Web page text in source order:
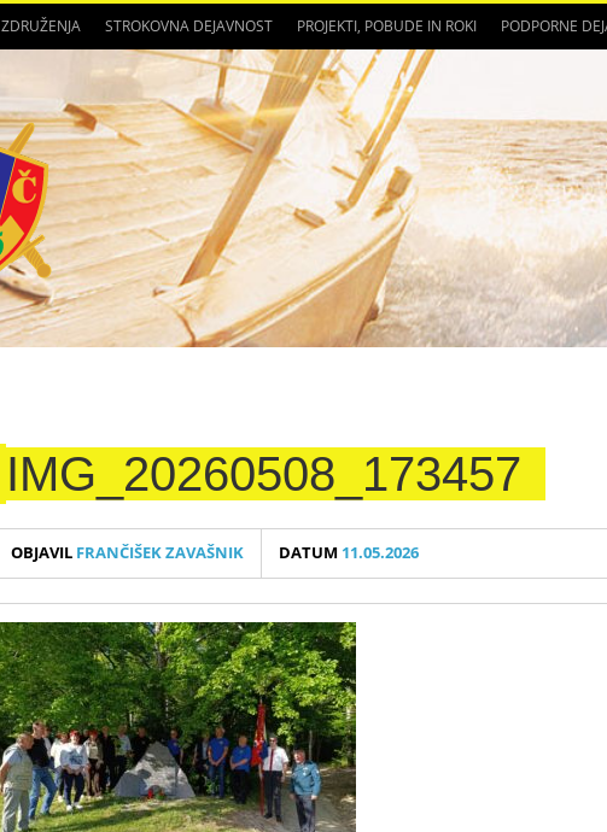
ZDRUŽENJA STROKOVNA DEJAVNOST PROJEKTI, POBUDE IN ROKI PODPORNE
IMG_20260508_173457
OBJAVIL FRANČIŠEK ZAVAŠNIK DATUM 11.05.2026